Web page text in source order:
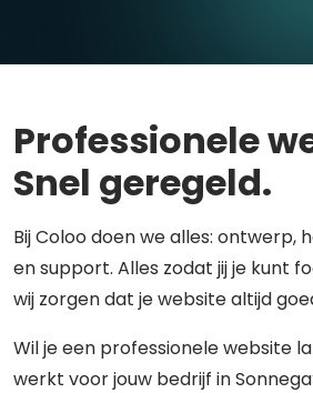
Professionele
Snel geregeld.
Bij Coloo doen we alles: ontwerp,
en support. Alles zodat jij je kunt
wij zorgen dat je website altijd
Wil je een professionele website
werkt voor jouw bedrijf in